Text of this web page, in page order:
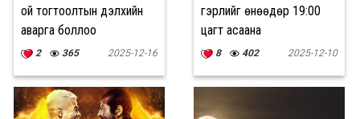
ой тогтоолтын дэлхийн
аварга боллоо
2 365 2025-12-16
гэрлийг өнөөдөр 19:00
цагт асаана
8 402 2025-12-10